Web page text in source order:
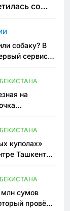
со
собаку? В
сервис
на
куполах»
Ташкента
млн сумов
провёл